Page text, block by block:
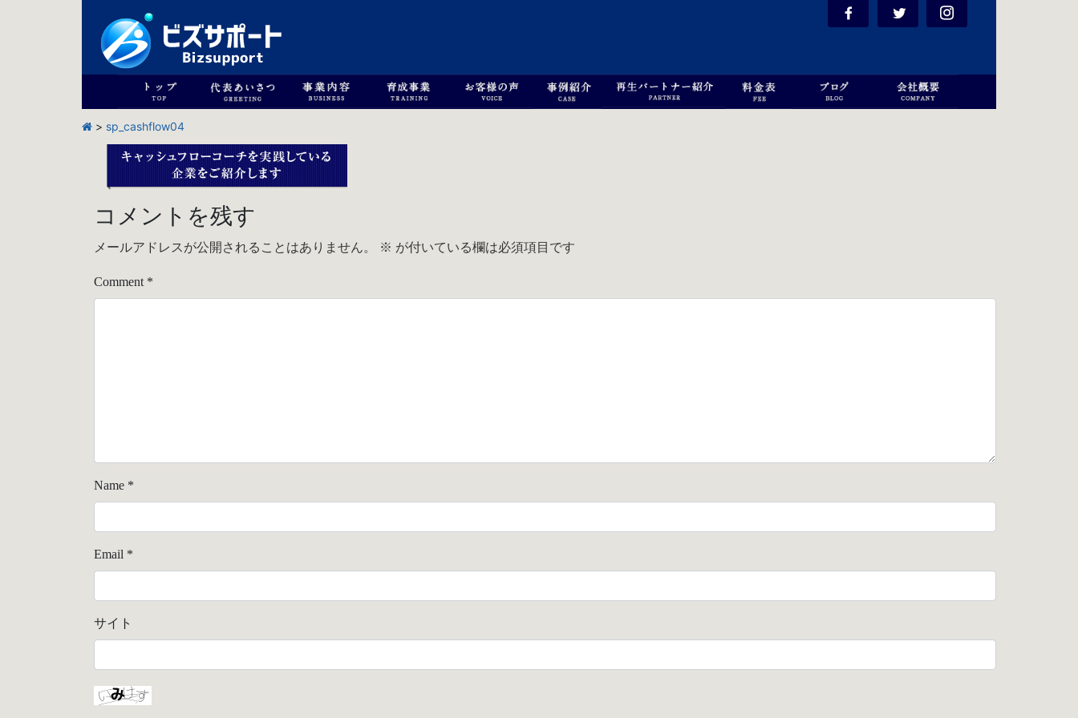
> sp_cashflow04
コメントを残す
メールアドレスが公開されることはありません。 ※ が付いている欄は必須項目です
Comment *
Name *
Email *
サイト